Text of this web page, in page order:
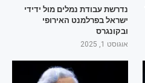
נדרשת עבודת נמלים מול ידידי
ישראל בפרלמנט האירופי
ובקונגרס
אוגוסט 1, 2025